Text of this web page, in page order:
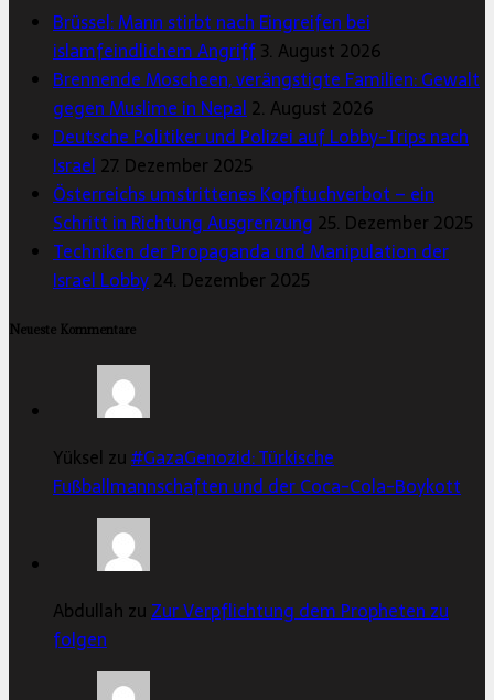
Brüssel: Mann stirbt nach Eingreifen bei
islamfeindlichem Angriff3. August 2026
Brennende Moscheen, verängstigte Familien: Gewalt
gegen Muslime in Nepal2. August 2026
Deutsche Politiker und Polizei auf Lobby-Trips nach
Israel27. Dezember 2025
Österreichs umstrittenes Kopftuchverbot – ein
Schritt in Richtung Ausgrenzung 25. Dezember 2025
Techniken der Propaganda und Manipulation der
Israel Lobby24. Dezember 2025
Neueste Kommentare
Yüksel zu#GazaGenozid: Türkische
Fußballmannschaften und der Coca-Cola-Boykott
Abdullah zuZur Verpflichtung dem Propheten zu
folgen